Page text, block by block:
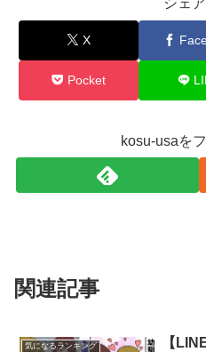
X
Pocket
kosu-usaを
関連記事
気になるランキング
【